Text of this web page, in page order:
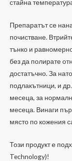
стайна
Препаратът се
почистване.
тънко и
без да полирате
достатъчно. За
подлакътници, и
месеца, за
месеца. Винаги
място по кожения
Този продукт е
Technology)!